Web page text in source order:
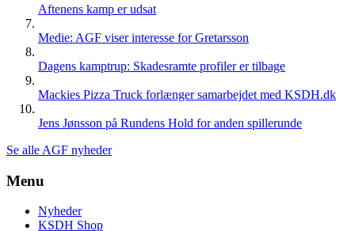
Aftenens kamp er udsat
Medie: AGF viser interesse for Gretarsson
Dagens kamptrup: Skadesramte profiler er tilbage
Mackies Pizza Truck forlænger samarbejdet med KSDH.dk
Jens Jønsson på Rundens Hold for anden spillerunde
Se alle AGF nyheder
Menu
Nyheder
KSDH Shop